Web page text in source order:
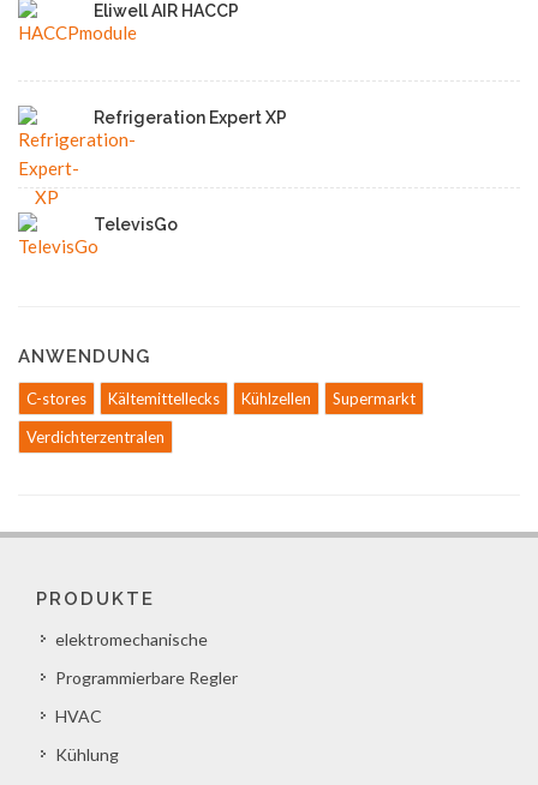
Eliwell AIR HACCP
Refrigeration Expert XP
TelevisGo
ANWENDUNG
C-stores Kältemittellecks Kühlzellen
Supermarkt
Verdichterzentralen
PRODUKTE
elektromechanische
Programmierbare Regler
HVAC
Kühlung